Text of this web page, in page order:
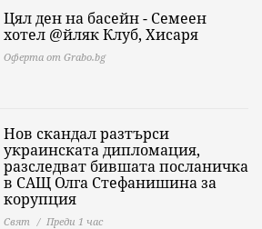
Цял ден на басейн - Семеен
хотел @йляк Клуб, Хисаря
Оферта от Grabo.bg
Нов скандал разтърси
украинската дипломация,
разследват бившата посланичка
в САЩ Олга Стефанишина за
корупция
Свят Преди 1 час